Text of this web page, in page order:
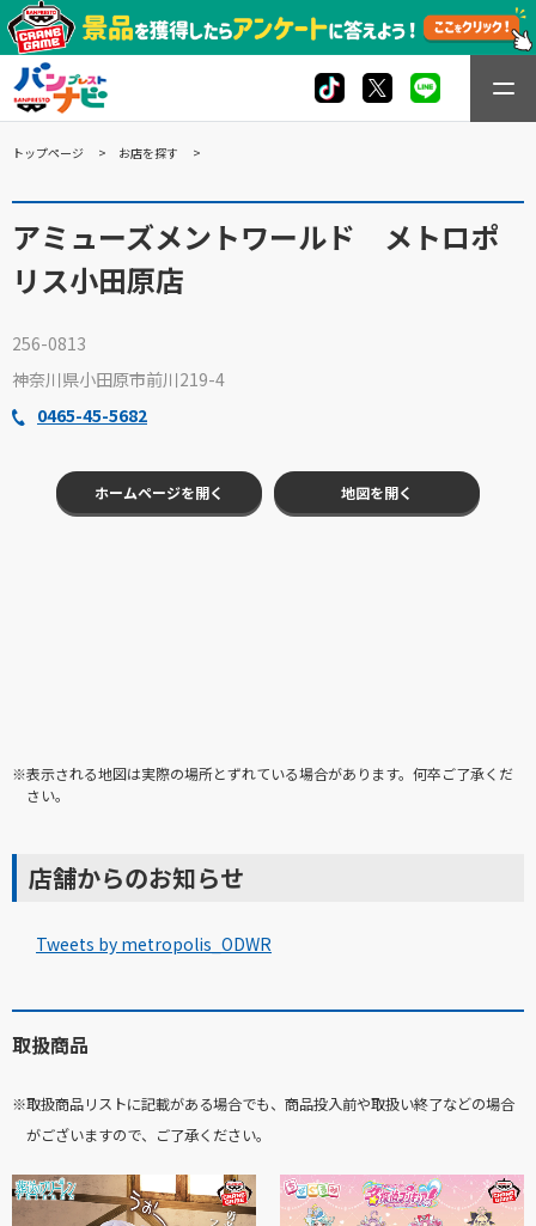
トップページ お店を探す
アミューズメントワールド メトロポ
リス小田原店
256-0813
神奈川県小田原市前川219-4
0465-45-5682
ホームページを開く 地図を開く
※表示される地図は実際の場所とずれている場合があります。何卒ご了承くだ
さい。
店舗からのお知らせ
Tweets by metropolis_ODWR
取扱商品
※取扱商品リストに記載がある場合でも、商品投入前や取扱い終了などの場合
がございますので、ご了承ください。